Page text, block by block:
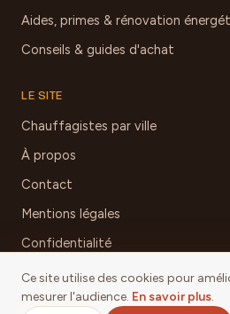
Aides, primes & rénovation
Conseils & guides d'achat
LE SITE
Chauffagistes par ville
À propos
Contact
Mentions légales
Confidentialité
Ce site utilise des cookies pour
mesurer l'audience. En savoir plus.